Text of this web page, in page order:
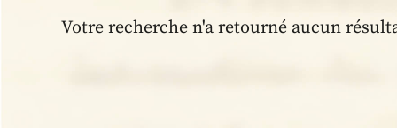
Votre recherche n'a retourné aucun